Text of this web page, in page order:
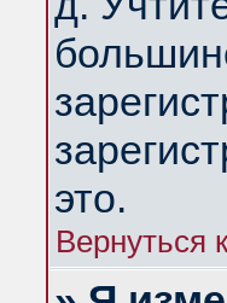
это.
Вернуться